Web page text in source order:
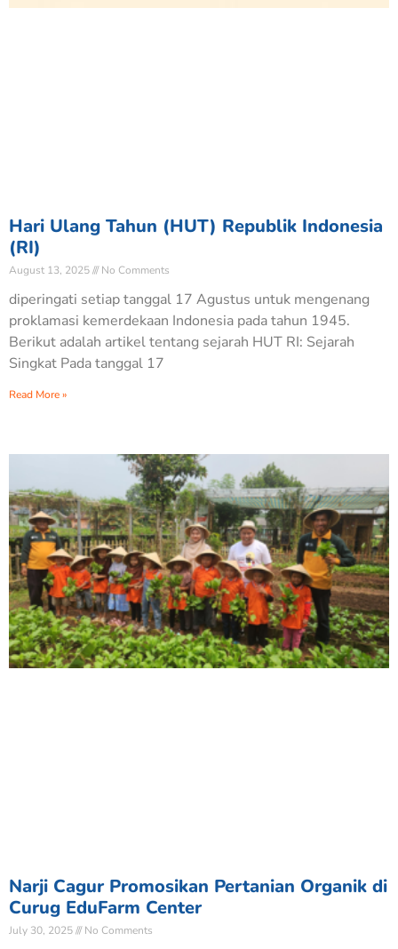
Hari Ulang Tahun (HUT) Republik Indonesia
(RI)
August 13, 2025 No Comments
diperingati setiap tanggal 17 Agustus untuk mengenang
proklamasi kemerdekaan Indonesia pada tahun 1945.
Berikut adalah artikel tentang sejarah HUT RI: Sejarah
Singkat Pada tanggal 17
Read More »
Narji Cagur Promosikan Pertanian Organik di
Curug EduFarm Center
July 30, 2025 No Comments